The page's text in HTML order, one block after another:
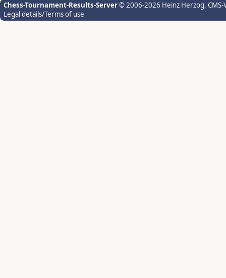
Chess-Tournament-Results-Server© 2006-2026 Heinz Herzog,
Legal details/Terms of use